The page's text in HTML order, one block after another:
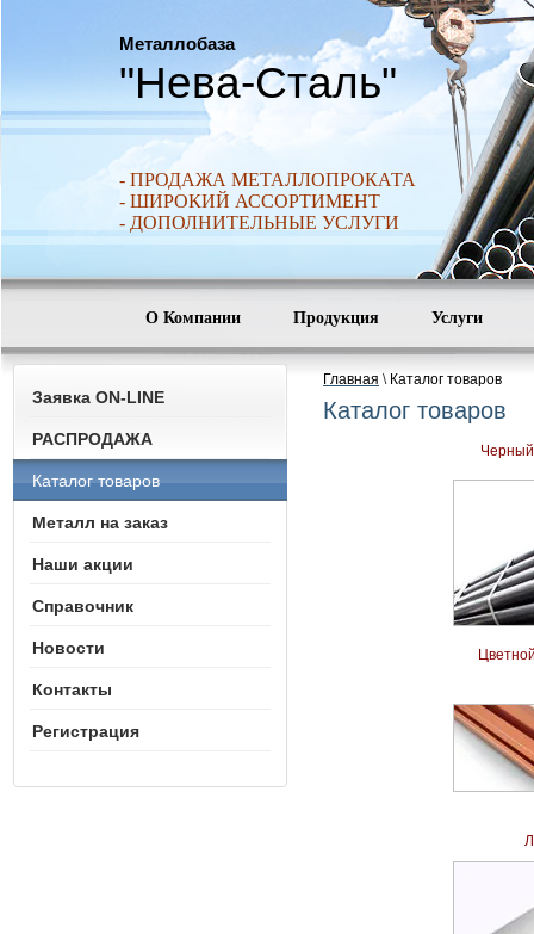
Металлобаза
"Нева-Сталь"
- ПРОДАЖА МЕТАЛЛОПРОКАТА
- ШИРОКИЙ АССОРТИМЕНТ
- ДОПОЛНИТЕЛЬНЫЕ УСЛУГИ
О Компании Продукция Услуги
Главная \ Каталог товаров
Каталог товаров
Заявка ON-LINE
РАСПРОДАЖА
Каталог товаров
Металл на заказ
Наши акции
Справочник
Новости
Контакты
Регистрация